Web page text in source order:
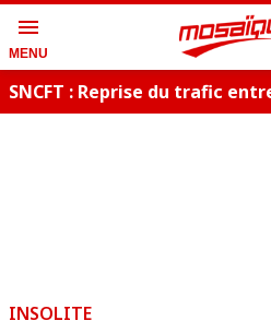
menu
MENU
SNCFT : Reprise du trafic
INSOLITE